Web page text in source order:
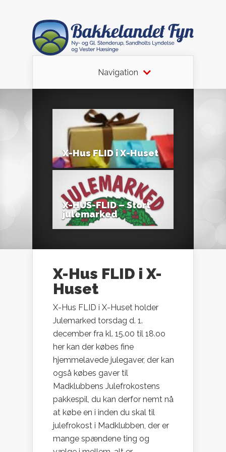
Navigation
X-Hus FLID i X-Huset
X-HUS-FLID – Stort
julemarked
X-Hus FLID i X-
Huset
X-Hus FLID i X-Huset holder
Julemarked torsdag d. 1.
december fra kl. 15.00 til 18.oo
her kan der købes fine
hjemmelavede julegaver, der kan
også købes gaver til
Madklubbens Julefrokostens
pakkespil, du kan derfor nemt nå
at købe en i inden du skal til
julefrokost i Madklubben, der er
mange spændene ting og